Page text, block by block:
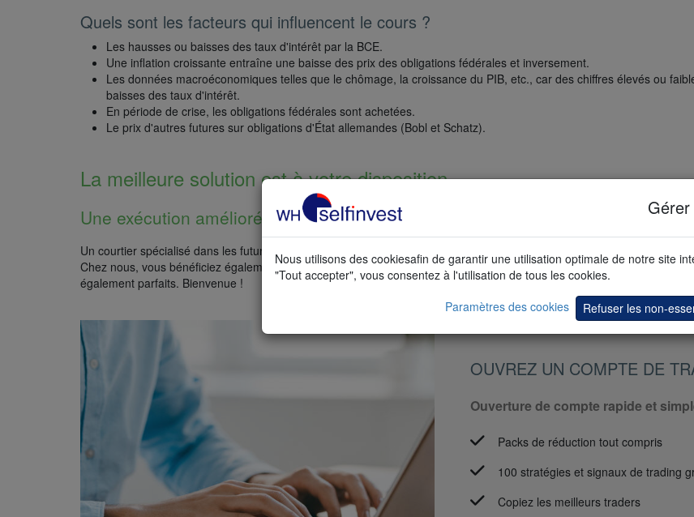
Quels sont les facteurs qui influencent le cours ?
Les hausses ou baisses des taux d'intérêt par la BCE.
Une inflation croissante entraîne une baisse des prix des obligations fédérales et inversement.
Les données macroéconomiques telles que le chômage, la croissance du PIB, etc., car des chiffres élevés ou
baisses des taux d'intérêt.
En période de crise, les obligations fédérales sont achetées.
Le prix d'autres futures sur obligations d'État allemandes (Bobl et Schatz).
La meilleure solution est à votre disposition
Une exécution améliorée de 0,01 correspond à un gain de 10 € pour vous.
Un courtier spécialisé dans les futures n'est donc pas un luxe, mais un bon investissement. Depuis plus de 20 ans,
Chez nous, vous bénéficiez également de cours tick-by-tick. Ainsi, non seulement l'exécution de vos ordres est
également parfaits. Bienvenue !
OUVREZ UN COMPTE DE
Ouverture de compte rapide et
Packs de réduction tout compris
100 stratégies et signaux de trading
Copiez les meilleurs traders
Nous utilisons des cookiesafin de garantir une utilisation optimale de notre site
"Tout accepter", vous consentez à l'utilisation de tous les cookies.
Paramètres des cookies
Refuser les non-